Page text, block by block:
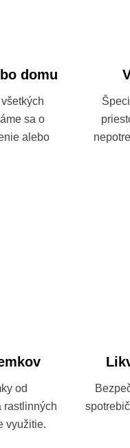
domu
sa o
alebo
od
rastlinných
využitie.